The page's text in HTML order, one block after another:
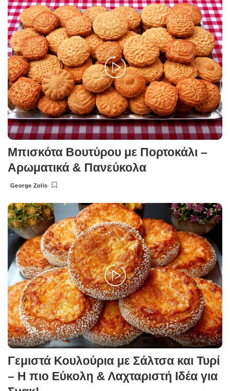
Μπισκότα Βουτύρου με Πορτοκάλι –
Αρωματικά & Πανεύκολα
Posted
George Zolis
Γεμιστά Κουλούρια με Σάλτσα και Τυρί
– Η πιο Εύκολη & Λαχταριστή Ιδέα για